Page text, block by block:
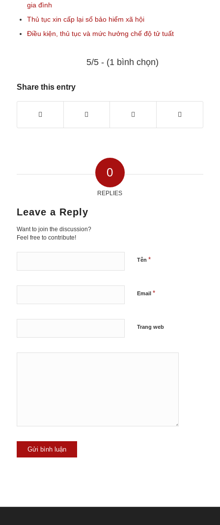
gia đình
Thủ tục xin cấp lại sổ bảo hiểm xã hội
Điều kiện, thủ tục và mức hưởng chế độ tử tuất
5/5 - (1 bình chọn)
Share this entry
0
REPLIES
Leave a Reply
Want to join the discussion?
Feel free to contribute!
Tên *
Email *
Trang web